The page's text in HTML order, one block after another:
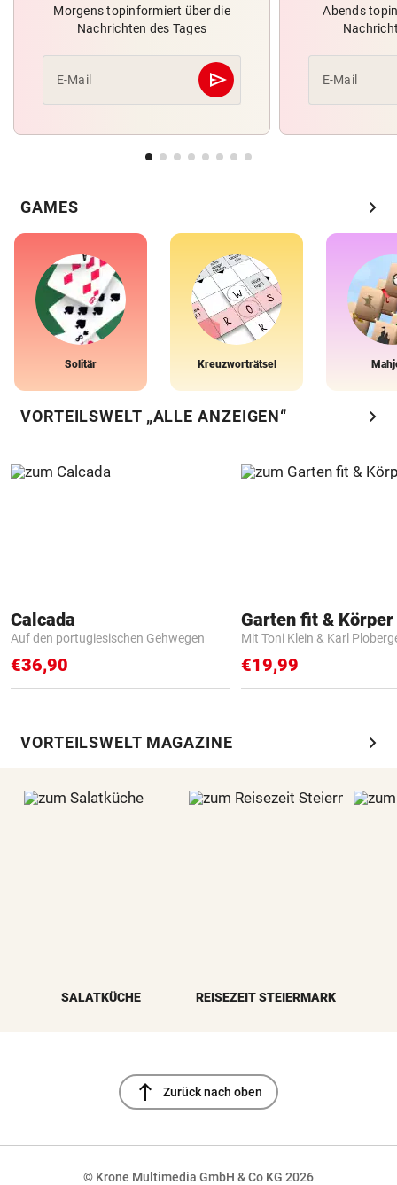
Morgens topinformiert über die
Nachrichten des Tages
E-Mail send
Abschicken
Abends
E-Mail
GAMES chevron_right
Solitär Kreuzworträtsel
VORTEILSWELT „ALLE ANZEIGEN“ chevron_right
Calcada
Auf den portugiesischen Gehwegen
€36,90
Garten fit &
Mit Toni Klein & Karl
€19,99
VORTEILSWELT MAGAZINE chevron_right
SALATKÜCHE REISEZEIT STEIERMARK
north Zurück nach oben
© Krone Multimedia GmbH & Co KG 2026